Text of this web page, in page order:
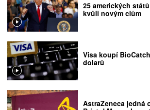
25 amerických
kvůli novým clům
Visa koupí
dolarů
AstraZeneca jedná